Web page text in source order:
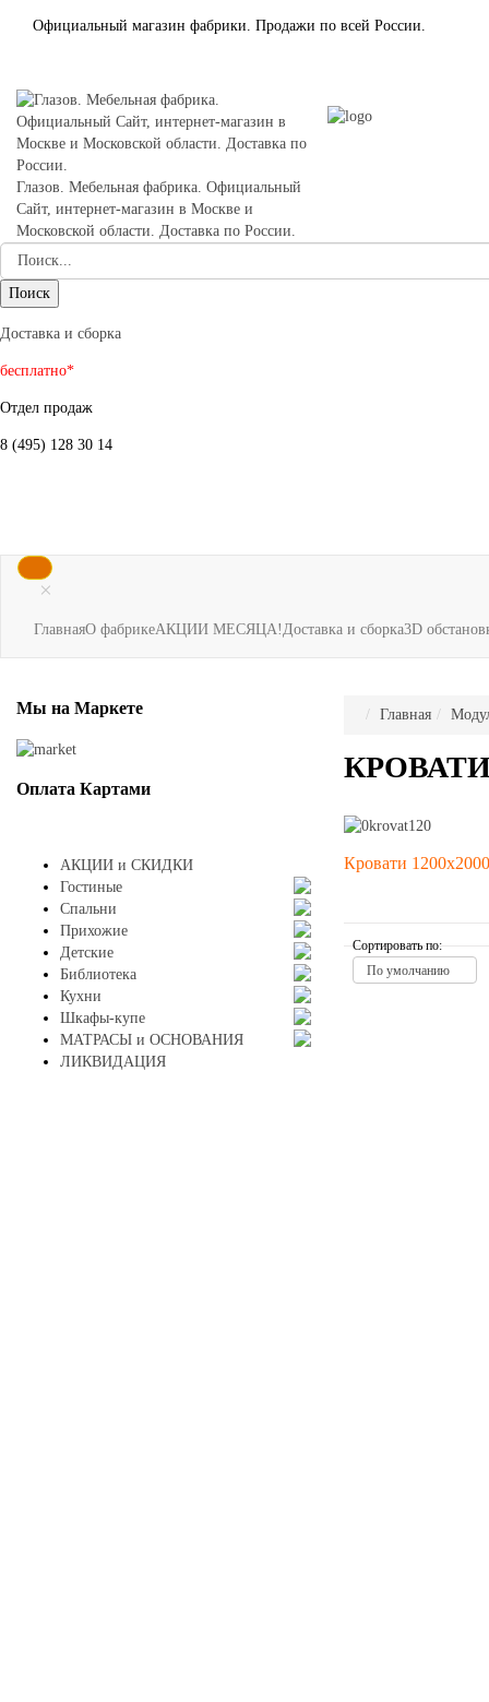
Официальный магазин фабрики. Продажи по всей России.
Глазов. Мебельная фабрика. Официальный
Сайт, интернет-магазин в Москве и
Московской области. Доставка по России.
Доставка и сборка
бесплатно*
Отдел продаж
8 (495) 128 30 14
×
ГлавнаяО фабрикеАКЦИИ МЕСЯЦА!Доставка и сборка3D
Главная
КРОВАТИ
Кровати
Сортировать по:
По умолчанию
Мы на Маркете
Оплата Картами
АКЦИИ и СКИДКИ
Гостиные
Спальни
Прихожие
Детские
Библиотека
Кухни
Шкафы-купе
МАТРАСЫ и ОСНОВАНИЯ
ЛИКВИДАЦИЯ